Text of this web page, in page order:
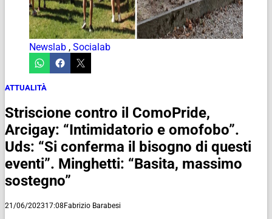
Newslab , Socialab
ATTUALITÀ
Striscione contro il ComoPride,
Arcigay: “Intimidatorio e omofobo”.
Uds: “Si conferma il bisogno di questi
eventi”. Minghetti: “Basita, massimo
sostegno”
21/06/202317:08Fabrizio Barabesi